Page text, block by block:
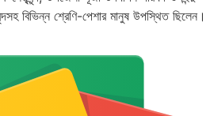
বিভিন্ন শ্রেণি-পেশার মানুষ উপস্থিত ছিলেন।